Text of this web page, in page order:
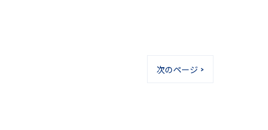
次のページ >